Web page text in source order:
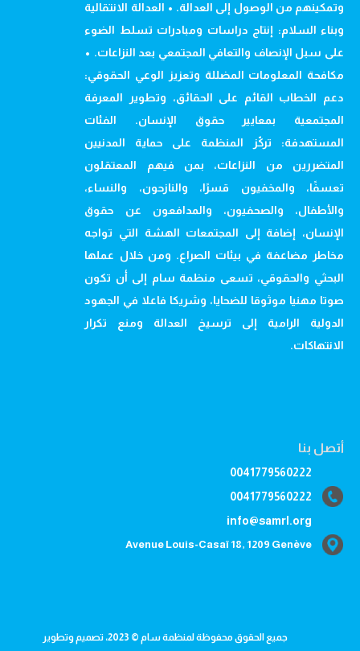
وتمكينهم من الوصول إلى العدالة. • العدالة الانتقالية
وبناء السلام: إنتاج دراسات ومبادرات تسلط الضوء
على سبل الإنصاف والتعافي المجتمعي بعد النزاعات. •
مكافحة المعلومات المضللة وتعزيز الوعي الحقوقي:
دعم الخطاب القائم على الحقائق، وتطوير المعرفة
المجتمعية بمعايير حقوق الإنسان. الفئات
المستهدفة: تركّز المنظمة على حماية المدنيين
المتضررين من النزاعات، بمن فيهم المعتقلون
تعسفًا، والمخفيون قسرًا، والنازحون، والنساء،
والأطفال، والصحفيون، والمدافعون عن حقوق
الإنسان، إضافة إلى المجتمعات الهشة التي تواجه
مخاطر مضاعفة في بيئات الصراع. ومن خلال عملها
البحثي والحقوقي، تسعى منظمة سام إلى أن تكون
صوتا مهنيا موثوقا للضحايا، وشريكا فاعلا في الجهود
الدولية الرامية إلى ترسيخ العدالة ومنع تكرار
الانتهاكات.
أتصل بنا
0041779560222
0041779560222
info@samrl.org
Avenue Louis-Casaï 18, 1209 Genève
جميع الحقوق محفوظة لمنظمة سام © 2023، تصميم وتطوير